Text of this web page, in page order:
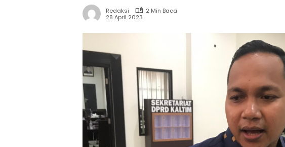
Redaksi
2 Min Baca
28 April 2023